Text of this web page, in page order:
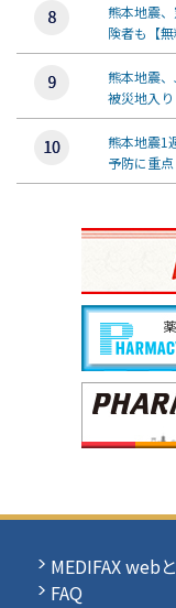
熊本地震
険者も【無
熊本地震
被災地入り
熊本地震
予防に重点
MEDIFAX web
FAQ